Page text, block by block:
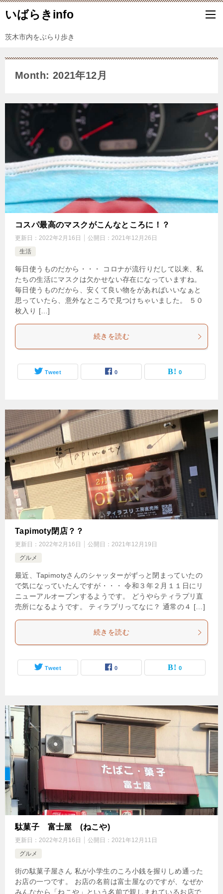
いばらきinfo
茨木市内をぶらり歩き
Month: 2021年12月
コスパ最高のマスクがこんなところに！？
更新日： 2022年2月16日 公開日： 2021年12月26日
生活
毎日使うものだから・・・ コロナが流行りだして以来、私
たちの生活にマスクは欠かせない存在になっていますね。
毎日使うものだから、安くて良い物をがあればいいなぁと
思っていたら、意外なところで見つけちゃいました。 ５０
枚入り […]
続きを読む
Tweet 0 0
Tapimoty閉店？？
更新日： 2022年2月16日 公開日： 2021年12月19日
グルメ
最近、Tapimotyさんのシャッターがずっと閉まっていたの
で気になっていたんですが・・・ 令和３年２月１１日にリ
ニューアルオープンするようです。 どうやらティラプリ直
売所になるようです。 ティラプリってなに？ 通常の４ […]
続きを読む
Tweet 0 0
駄菓子 富士屋 (ねこや)
更新日： 2022年2月16日 公開日： 2021年12月11日
グルメ
街の駄菓子屋さん 私が小学生のころ小銭を握りしめ通った
お店の一つです。 お店の名前は富士屋なのですが、なぜか
みんなから「ねこや」という名前で親しまれているお店で